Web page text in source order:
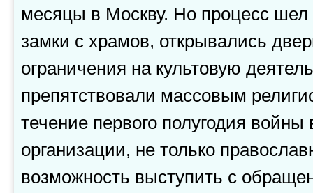
месяцы в Москву. Но процесс
замки с храмов, открывались
ограничения на культовую
препятствовали массовым
течение первого полугодия войны
организации, не только
возможность выступить с